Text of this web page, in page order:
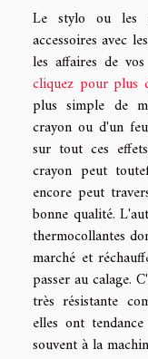
Le stylo ou les
accessoires avec
les affaires de
cliquez pour plus
plus simple de
crayon ou d'un
sur tout ces
crayon peut
encore peut
bonne qualité.
thermocollantes
marché et
passer au calage.
très résistante
elles ont
souvent à la